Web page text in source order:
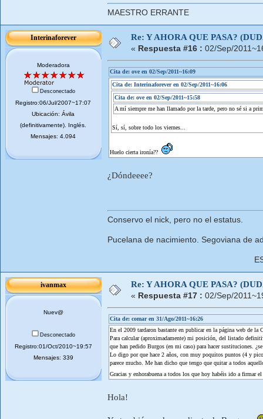
MAESTRO ERRANTE
Interinaforever
Moderadora
Desconectado
Registro:06/Jul/2007~17:07
Ubicación: Ávila
(definitivamente). Inglés.
Mensajes: 4.094
Re: Y AHORA QUE PASA?
« Respuesta #16 : 02/Sep/
Cita de: ove en 02/Sep/2011~16:09
Cita de: Interinaforever en 02/Sep/2011~16:06
Cita de: ove en 02/Sep/2011~15:58
A mí siempre me han llamado por la tarde, pero no sé si a
Sí, sí, sobre todo los viernes...
Huelo cierta ironía??
¿Dóndeeee?
Conservo el nick, pero no el estatus.
Pucelana de nacimiento. Segoviana de
ivanmax
Nuev@
Desconectado
Registro:01/Oct/2010~19:57
Mensajes: 339
Re: Y AHORA QUE PASA?
« Respuesta #17 : 02/Sep/
Cita de: comar en 31/Ago/2011~16:26
En el 2009 tardaron bastante en publicar en la página web de
Para calcular (aproximadamente) mi posición, del listado
que han pedido Burgos (en mi caso) para hacer sustituciones. ¿se
Lo digo por que hace 2 años, con muy poquitos puntos (4 y
parece mucho. Me han dicho que tengo que quitar a todos
Gracias y enhorabuena a todos los que hoy habéis ido a firmar
Hola!